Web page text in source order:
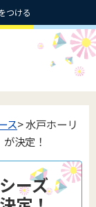
つける
ス> 水戸ホーリ
決定！
ーズ